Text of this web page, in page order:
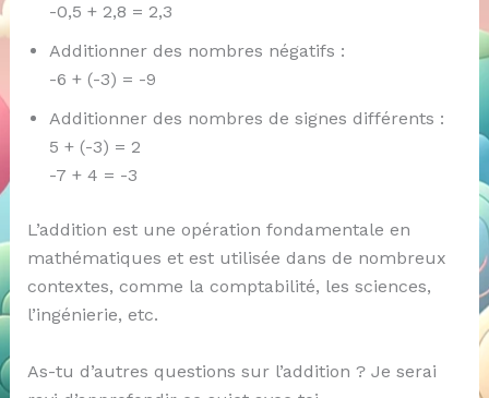
-0,5 + 2,8 = 2,3
Additionner des nombres négatifs :
-6 + (-3) = -9
Additionner des nombres de signes différents :
5 + (-3) = 2
-7 + 4 = -3
L’addition est une opération fondamentale en
mathématiques et est utilisée dans de nombreux
contextes, comme la comptabilité, les sciences,
l’ingénierie, etc.
As-tu d’autres questions sur l’addition ? Je serai